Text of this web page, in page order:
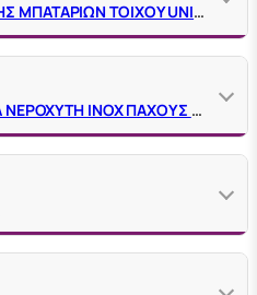
ΑΛΦΑΔΙ ΤΟΠΟΘΕΤΗΣΗΣ ΜΠΑΤΑΡΙΩΝ ΤΟΙΧΟΥ UNIVERSALE ΜΕ 2 ΠΕΙΡΟΥΣ
ΔΙΑΤΡΗΤΙΚΟ ΒΙΔΑΣ ΓΙΑ ΝΕΡΟΧΥΤΗ ΙΝΟΧ ΠΑΧΟΥΣ ΕΩΣ 2 MM